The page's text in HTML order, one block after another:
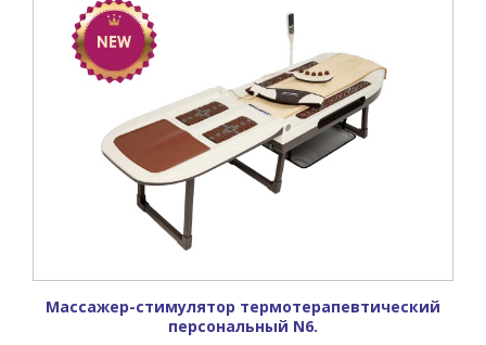
Массажер-стимулятор термотерапевтический
персональный N6.